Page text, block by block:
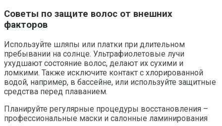
Советы по защите волос от внешних
факторов
Используйте шляпы или платки при длительном
пребывании на солнце. Ультрафиолетовые лучи
ухудшают состояние волос, делают их сухими и
ломкими. Также исключите контакт с хлорированной
водой, например, в бассейне, или используйте защитные
средства перед плаванием.
Планируйте регулярные процедуры восстановления –
профессиональные маски и салонные ламинирования